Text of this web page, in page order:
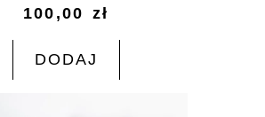
100,00 zł
DODAJ